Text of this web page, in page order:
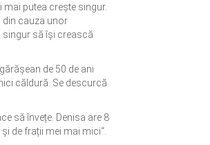
putea crește singur.
din cauza unor
singur să își crească
de 50 de ani
căldură. Se descurcă
să învețe. Denisa are 8
de frații mei mai mici“.